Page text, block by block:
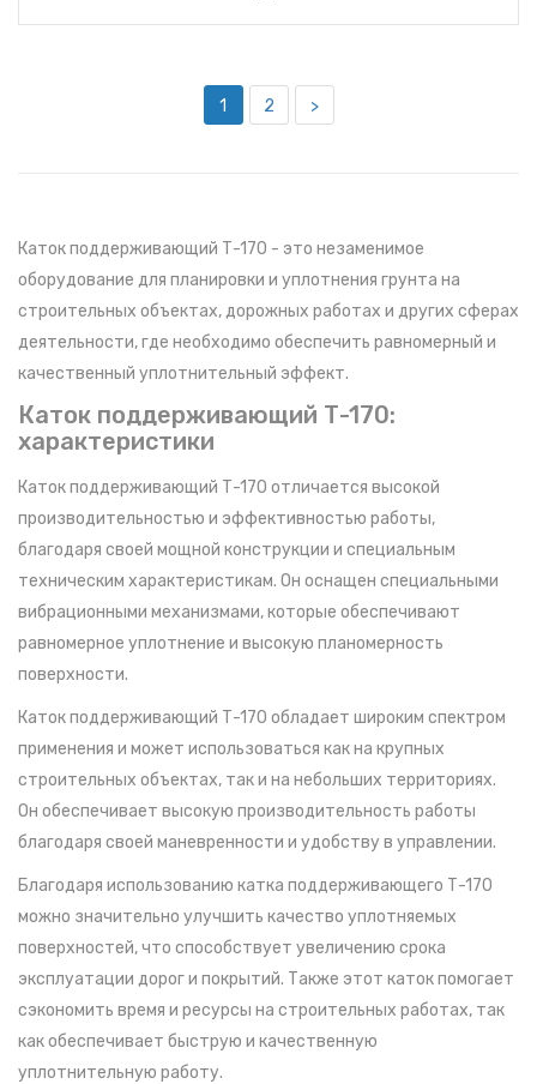
1 2 >
Каток поддерживающий Т-170 - это незаменимое
оборудование для планировки и уплотнения грунта на
строительных объектах, дорожных работах и других сферах
деятельности, где необходимо обеспечить равномерный и
качественный уплотнительный эффект.
Каток поддерживающий Т-170:
характеристики
Каток поддерживающий Т-170 отличается высокой
производительностью и эффективностью работы,
благодаря своей мощной конструкции и специальным
техническим характеристикам. Он оснащен специальными
вибрационными механизмами, которые обеспечивают
равномерное уплотнение и высокую планомерность
поверхности.
Каток поддерживающий Т-170 обладает широким спектром
применения и может использоваться как на крупных
строительных объектах, так и на небольших территориях.
Он обеспечивает высокую производительность работы
благодаря своей маневренности и удобству в управлении.
Благодаря использованию катка поддерживающего Т-170
можно значительно улучшить качество уплотняемых
поверхностей, что способствует увеличению срока
эксплуатации дорог и покрытий. Также этот каток помогает
сэкономить время и ресурсы на строительных работах, так
как обеспечивает быструю и качественную
уплотнительную работу.